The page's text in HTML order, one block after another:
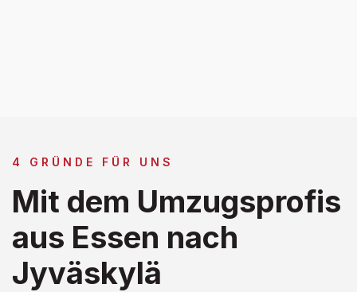
4 GRÜNDE FÜR UNS
Mit dem Umzugsprofis
aus Essen nach
Jyväskylä